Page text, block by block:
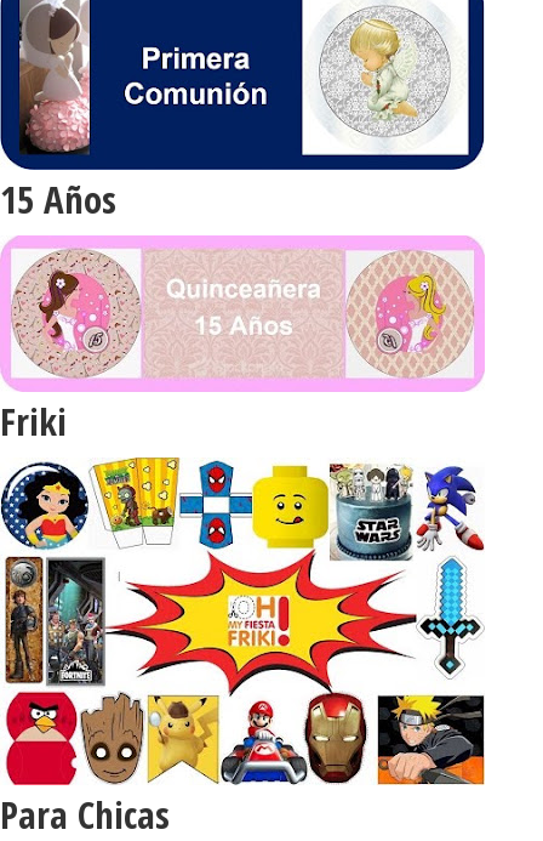
15 Años
Friki
Para Chicas